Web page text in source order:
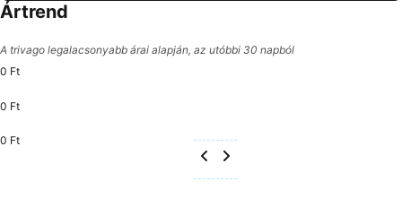
Ártrend
A trivago legalacsonyabb árai alapján, az utóbbi 30 napból
0 Ft
0 Ft
0 Ft